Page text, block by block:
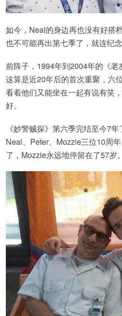
如今，Neal的身边再也没有好搭
也不可能再出第七季了，就连纪
前阵子，1994年到2004年的《老
这算是近20年后的首次重聚，六
看着他们又能坐在一起有说有笑
好。
《妙警贼探》第六季完结至今7
Neal、Peter、Mozzie三位10周
了，Mozzie永远地停留在了57岁。